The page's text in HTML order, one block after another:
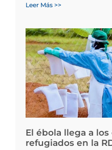
Leer Más >>
El ébola llega a
refugiados en la